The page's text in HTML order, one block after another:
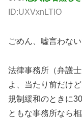
ID:UXVxnLTlO
ごめん、嘘言わな
法律事務所（弁護
よ、当たり前だけ
規制緩和のときに
ともな事務所なら